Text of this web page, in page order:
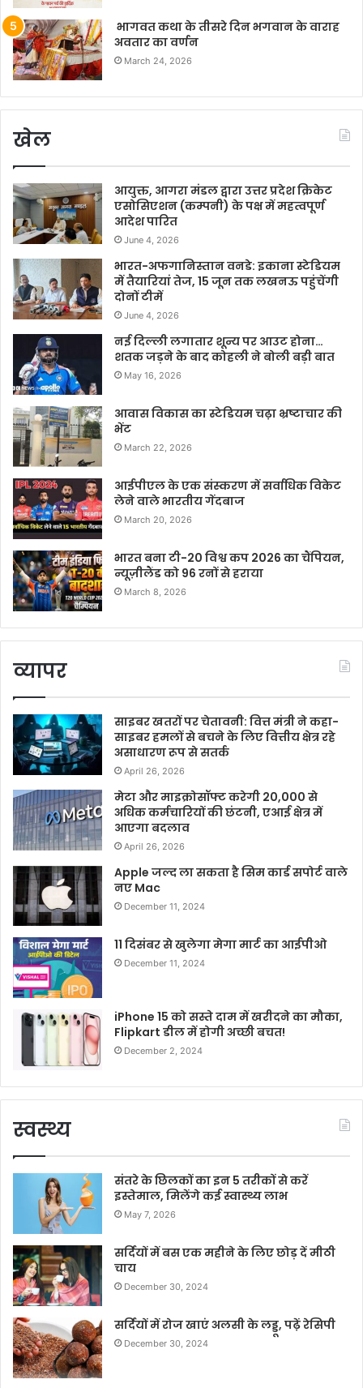
भागवत कथा के तीसरे दिन भगवान के वाराह
अवतार का वर्णन
March 24, 2026
खेल
आयुक्त, आगरा मंडल द्वारा उत्तर प्रदेश क्रिकेट
एसोसिएशन (कम्पनी) के पक्ष में महत्वपूर्ण
आदेश पारित
June 4, 2026
भारत-अफगानिस्तान वनडे: इकाना स्टेडियम
में तैयारियां तेज, 15 जून तक लखनऊ पहुंचेंगी
दोनों टीमें
June 4, 2026
नई दिल्ली लगातार शून्य पर आउट होना…
शतक जड़ने के बाद कोहली ने बोली बड़ी बात
May 16, 2026
आवास विकास का स्टेडियम चढ़ा भ्रष्टाचार की
भेंट
March 22, 2026
आईपीएल के एक संस्करण में सर्वाधिक विकेट
लेने वाले भारतीय गेंदबाज
March 20, 2026
भारत बना टी-20 विश्व कप 2026 का चैंपियन,
न्यूज़ीलैंड को 96 रनों से हराया
March 8, 2026
व्यापर
साइबर खतरों पर चेतावनी: वित्त मंत्री ने कहा-
साइबर हमलों से बचने के लिए वित्तीय क्षेत्र रहे
असाधारण रूप से सतर्क
April 26, 2026
मेटा और माइक्रोसॉफ्ट करेगी 20,000 से
अधिक कर्मचारियों की छंटनी, एआई क्षेत्र में
आएगा बदलाव
April 26, 2026
Apple जल्द ला सकता है सिम कार्ड सपोर्ट वाले
नए Mac
December 11, 2024
11 दिसंबर से खुलेगा मेगा मार्ट का आईपीओ
December 11, 2024
iPhone 15 को सस्ते दाम में खरीदने का मौका,
Flipkart डील में होगी अच्छी बचत!
December 2, 2024
स्वस्थ्य
संतरे के छिलकों का इन 5 तरीकों से करें
इस्तेमाल, मिलेंगे कई स्वास्थ्य लाभ
May 7, 2026
सर्दियों में बस एक महीने के लिए छोड़ दें मीठी
चाय
December 30, 2024
सर्दियों में रोज खाएं अलसी के लड्डू, पढ़ें रेसिपी
December 30, 2024